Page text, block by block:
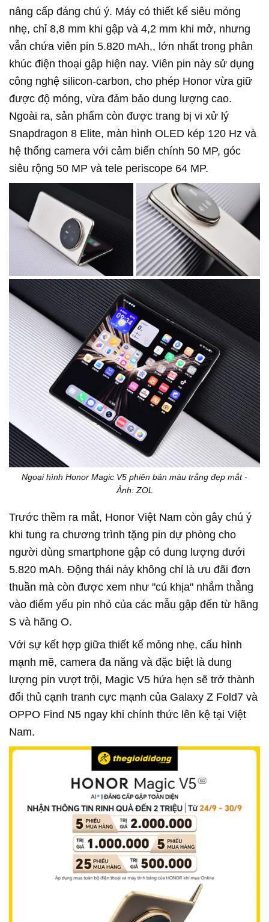
nâng cấp đáng chú ý. Máy có thiết kế siêu mỏng
nhẹ, chỉ 8,8 mm khi gập và 4,2 mm khi mở, nhưng
vẫn chứa viên pin 5.820 mAh,, lớn nhất trong phân
khúc điện thoại gập hiện nay. Viên pin này sử dụng
công nghệ silicon-carbon, cho phép Honor vừa giữ
được độ mỏng, vừa đảm bảo dung lượng cao.
Ngoài ra, sản phẩm còn được trang bị vi xử lý
Snapdragon 8 Elite, màn hình OLED kép 120 Hz và
hệ thống camera với cảm biến chính 50 MP, góc
siêu rộng 50 MP và tele periscope 64 MP.
Ngoại hình Honor Magic V5 phiên bản màu trắng đẹp mắt -
Ảnh: ZOL
Trước thềm ra mắt, Honor Việt Nam còn gây chú ý
khi tung ra chương trình tặng pin dự phòng cho
người dùng smartphone gập có dung lượng dưới
5.820 mAh. Động thái này không chỉ là ưu đãi đơn
thuần mà còn được xem như "cú khịa" nhắm thẳng
vào điểm yếu pin nhỏ của các mẫu gập đến từ hãng
S và hãng O.
Với sự kết hợp giữa thiết kế mỏng nhẹ, cấu hình
mạnh mẽ, camera đa năng và đặc biệt là dung
lượng pin vượt trội, Magic V5 hứa hẹn sẽ trở thành
đối thủ cạnh tranh cực mạnh của Galaxy Z Fold7 và
OPPO Find N5 ngay khi chính thức lên kệ tại Việt
Nam.